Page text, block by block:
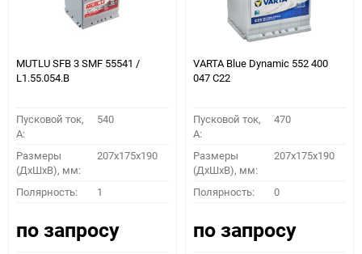
MUTLU SFB 3 SMF 55541 /
L1.55.054.B
Пусковой ток,
A:
540
Размеры
(ДхШхВ), мм:
207x175x190
Полярность: 1
по запросу
VARTA Blue Dynamic 552 400
047 C22
Пусковой ток,
A:
470
Размеры
(ДхШхВ), мм:
207x175x190
Полярность: 0
по запросу